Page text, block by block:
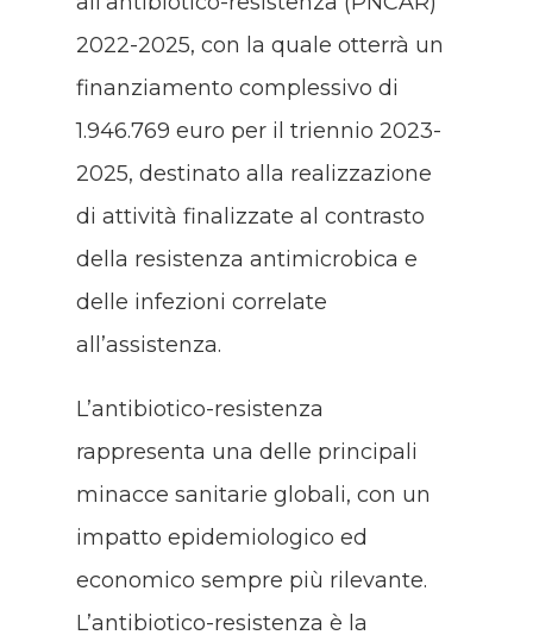
2022-2025, con la quale otterrà un
finanziamento complessivo di
1.946.769 euro per il triennio 2023-
2025, destinato alla realizzazione
di attività finalizzate al contrasto
della resistenza antimicrobica e
delle infezioni correlate
all’assistenza.
L’antibiotico-resistenza
rappresenta una delle principali
minacce sanitarie globali, con un
impatto epidemiologico ed
economico sempre più rilevante.
L’antibiotico-resistenza è la